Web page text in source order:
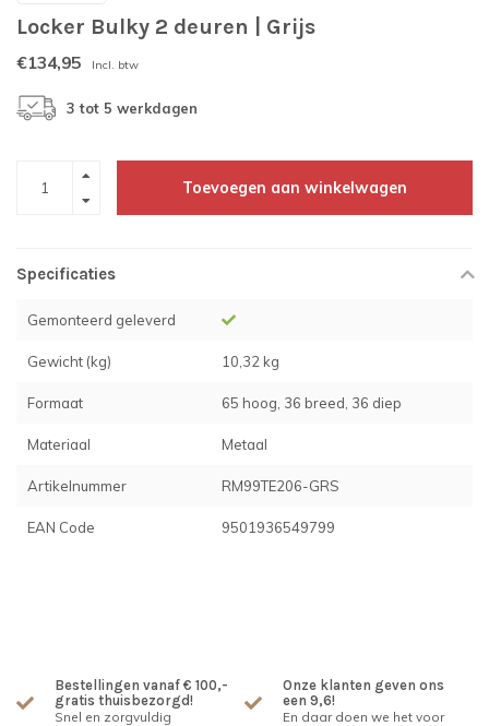
Locker Bulky 2 deuren | Grijs
€134,95 Incl. btw
3 tot 5 werkdagen
Toevoegen aan winkelwagen
Specificaties
Gemonteerd geleverd
Gewicht (kg) 10,32 kg
Formaat 65 hoog, 36 breed, 36 diep
Materiaal Metaal
Artikelnummer RM99TE206-GRS
EAN Code 9501936549799
Bestellingen vanaf € 100,-
gratis thuisbezorgd!
Snel en zorgvuldig
Onze klanten geven ons
een 9,6!
En daar doen we het voor